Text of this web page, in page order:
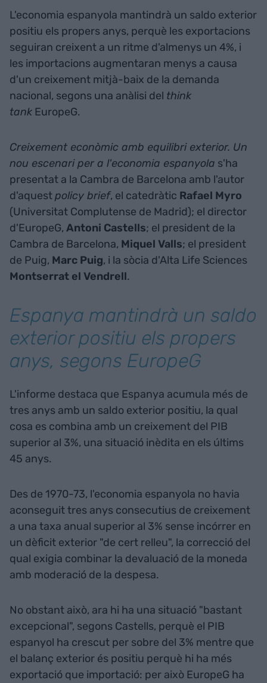
L'economia espanyola mantindrà un saldo exterior
positiu els propers anys, perquè les exportacions
seguiran creixent a un ritme d'almenys un 4%, i
les importacions augmentaran menys a causa
d'un creixement mitjà-baix de la demanda
nacional, segons una anàlisi del think
tank EuropeG.
Creixement econòmic amb equilibri exterior. Un
nou escenari per a l'economia espanyola s'ha
presentat a la Cambra de Barcelona amb l'autor
d'aquestpolicy brief, el catedràtic Rafael Myro
(Universitat Complutense de Madrid); el director
d'EuropeG, Antoni Castells; el president de la
Cambra de Barcelona, Miquel Valls; el president
de Puig, Marc Puig, i la sòcia d'Alta Life Sciences
Montserrat el Vendrell.
Espanya mantindrà un saldo
exterior positiu els propers
anys, segons EuropeG
L'informe destaca que Espanya acumula més de
tres anys amb un saldo exterior positiu, la qual
cosa es combina amb un creixement del PIB
superior al 3%, una situació inèdita en els últims
45 anys.
Des de 1970-73, l'economia espanyola no havia
aconseguit tres anys consecutius de creixement
a una taxa anual superior al 3% sense incórrer en
un dèficit exterior "de cert relleu", la correcció del
qual exigia combinar la devaluació de la moneda
amb moderació de la despesa.
No obstant això, ara hi ha una situació "bastant
excepcional", segons Castells, perquè el PIB
espanyol ha crescut per sobre del 3% mentre que
el balanç exterior és positiu perquè hi ha més
exportació que importació: per això EuropeG ha